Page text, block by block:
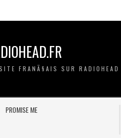
FRANÃ§AIS SUR RADIOHEAD
GRIPE